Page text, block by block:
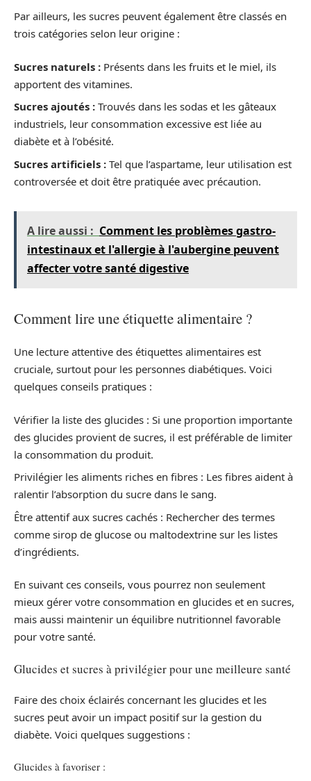
Par ailleurs, les sucres peuvent également être classés en
trois catégories selon leur origine :
Sucres naturels : Présents dans les fruits et le miel, ils
apportent des vitamines.
Sucres ajoutés : Trouvés dans les sodas et les gâteaux
industriels, leur consommation excessive est liée au
diabète et à l’obésité.
Sucres artificiels : Tel que l’aspartame, leur utilisation est
controversée et doit être pratiquée avec précaution.
A lire aussi : Comment les problèmes gastro-
intestinaux et l'allergie à l'aubergine peuvent
affecter votre santé digestive
Comment lire une étiquette alimentaire ?
Une lecture attentive des étiquettes alimentaires est
cruciale, surtout pour les personnes diabétiques. Voici
quelques conseils pratiques :
Vérifier la liste des glucides : Si une proportion importante
des glucides provient de sucres, il est préférable de limiter
la consommation du produit.
Privilégier les aliments riches en fibres : Les fibres aident à
ralentir l’absorption du sucre dans le sang.
Être attentif aux sucres cachés : Rechercher des termes
comme sirop de glucose ou maltodextrine sur les listes
d’ingrédients.
En suivant ces conseils, vous pourrez non seulement
mieux gérer votre consommation en glucides et en sucres,
mais aussi maintenir un équilibre nutritionnel favorable
pour votre santé.
Glucides et sucres à privilégier pour une meilleure santé
Faire des choix éclairés concernant les glucides et les
sucres peut avoir un impact positif sur la gestion du
diabète. Voici quelques suggestions :
Glucides à favoriser :